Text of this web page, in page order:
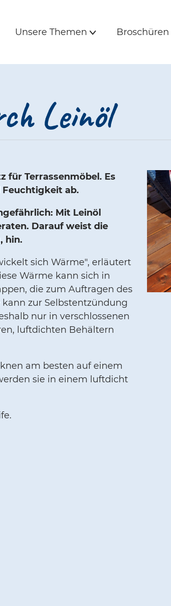
Freunde |
Unsere Themen
Unsere Themen Broschüren
Broschüren
Leinöl
für Terrassenmöbel. Es
Feuchtigkeit ab.
Mit Leinöl
Darauf weist die
hin.
sich Wärme", erläutert
Wärme kann sich in
die zum Auftragen des
zur Selbstentzündung
nur in verschlossenen
luftdichten Behältern
am besten auf einem
sie in einem luftdicht